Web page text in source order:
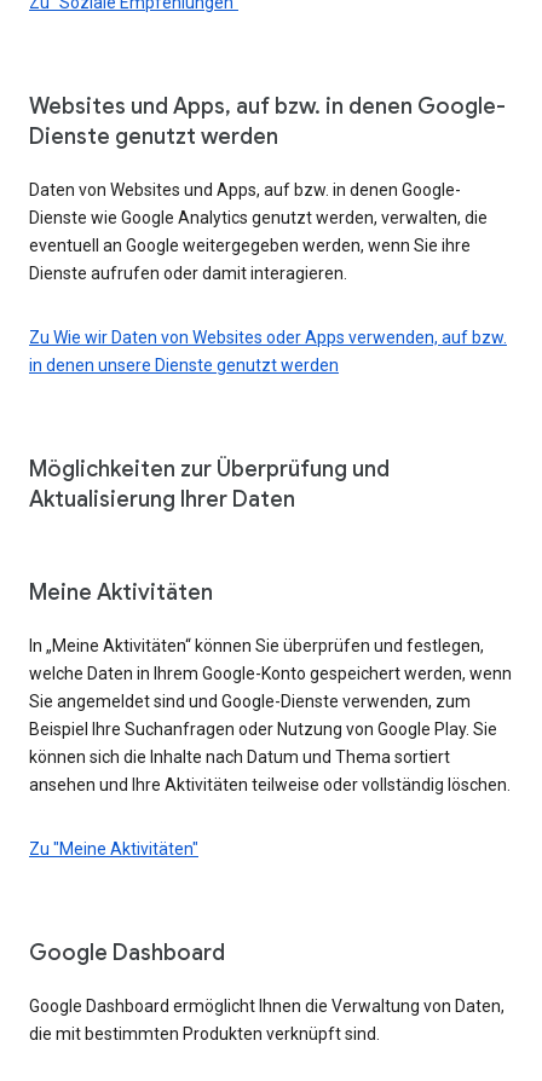
Websites und Apps, auf bzw. in denen Google-
Dienste genutzt werden
Daten von Websites und Apps, auf bzw. in denen Google-
Dienste wie Google Analytics genutzt werden, verwalten, die
eventuell an Google weitergegeben werden, wenn Sie ihre
Dienste aufrufen oder damit interagieren.
Zu Wie wir Daten von Websites oder Apps verwenden, auf bzw.
in denen unsere Dienste genutzt werden
Möglichkeiten zur Überprüfung und
Aktualisierung Ihrer Daten
Meine Aktivitäten
In „Meine Aktivitäten“ können Sie überprüfen und festlegen,
welche Daten in Ihrem Google-Konto gespeichert werden, wenn
Sie angemeldet sind und Google-Dienste verwenden, zum
Beispiel Ihre Suchanfragen oder Nutzung von Google Play. Sie
können sich die Inhalte nach Datum und Thema sortiert
ansehen und Ihre Aktivitäten teilweise oder vollständig löschen.
Zu "Meine Aktivitäten"
Google Dashboard
Google Dashboard ermöglicht Ihnen die Verwaltung von Daten,
die mit bestimmten Produkten verknüpft sind.